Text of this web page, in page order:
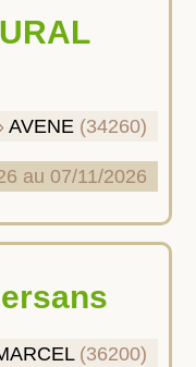
AVENE (34260)
au 07/11/2026
(36200)